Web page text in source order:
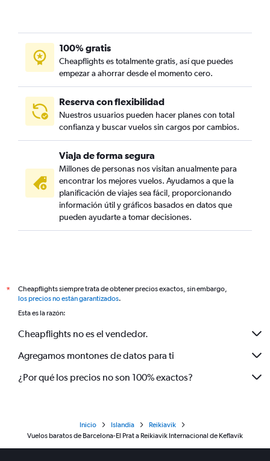
100% gratis
Cheapflights es totalmente gratis, así que puedes
empezar a ahorrar desde el momento cero.
Reserva con flexibilidad
Nuestros usuarios pueden hacer planes con total
confianza y buscar vuelos sin cargos por cambios.
Viaja de forma segura
Millones de personas nos visitan anualmente para
encontrar los mejores vuelos. Ayudamos a que la
planificación de viajes sea fácil, proporcionando
información útil y gráficos basados en datos que
pueden ayudarte a tomar decisiones.
*
Cheapflights siempre trata de obtener precios exactos, sin embargo,
los precios no están garantizados.
Esta es la razón:
Cheapflights no es el vendedor.
Agregamos montones de datos para ti
¿Por qué los precios no son 100% exactos?
Inicio Islandia
Reikiavik
Vuelos baratos de Barcelona-El Prat a Reikiavik Internacional de Keflavík